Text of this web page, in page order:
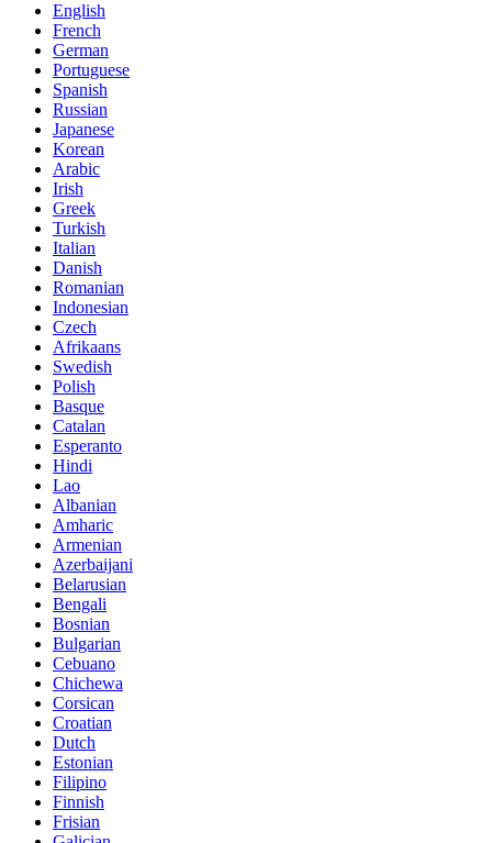
English
French
German
Portuguese
Spanish
Russian
Japanese
Korean
Arabic
Irish
Greek
Turkish
Italian
Danish
Romanian
Indonesian
Czech
Afrikaans
Swedish
Polish
Basque
Catalan
Esperanto
Hindi
Lao
Albanian
Amharic
Armenian
Azerbaijani
Belarusian
Bengali
Bosnian
Bulgarian
Cebuano
Chichewa
Corsican
Croatian
Dutch
Estonian
Filipino
Finnish
Frisian